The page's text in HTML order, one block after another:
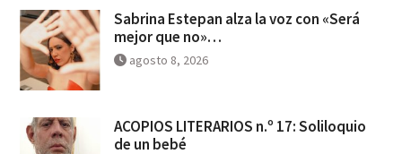
Sabrina Estepan alza la voz con «Será
mejor que no»…
agosto 8, 2026
ACOPIOS LITERARIOS n.º 17: Soliloquio
de un bebé